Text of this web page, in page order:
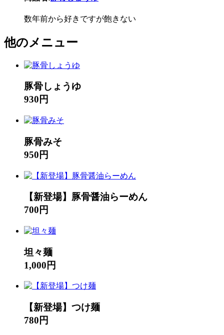
数年前から好きですが飽きない
他のメニュー
豚骨しょうゆ
930円
豚骨みそ
950円
【新登場】豚骨醤油らーめん
700円
坦々麺
1,000円
【新登場】つけ麺
780円